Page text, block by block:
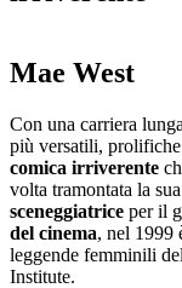
Mae West
Con una carriera
più versatili,
comica irriverente
volta tramontata la
sceneggiatrice per il
del cinema, nel 1999
leggende femminili
Institute.